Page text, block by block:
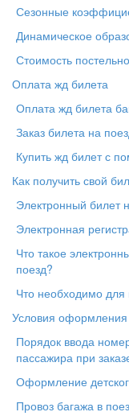
Сезонные
Динамическое
Стоимость
Оплата жд билета
Оплата жд билета
Заказ билета на
Купить жд билет с
Как получить свой
Электронный билет
Электронная
Что такое
поезд?
Что необходимо для
Условия оформления
Порядок ввода
пассажира при
Оформление
Провоз багажа в